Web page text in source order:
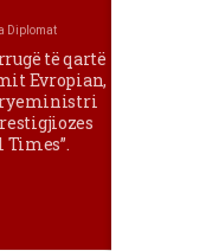
Diplomat
të qartë
Evropian,
Times”.